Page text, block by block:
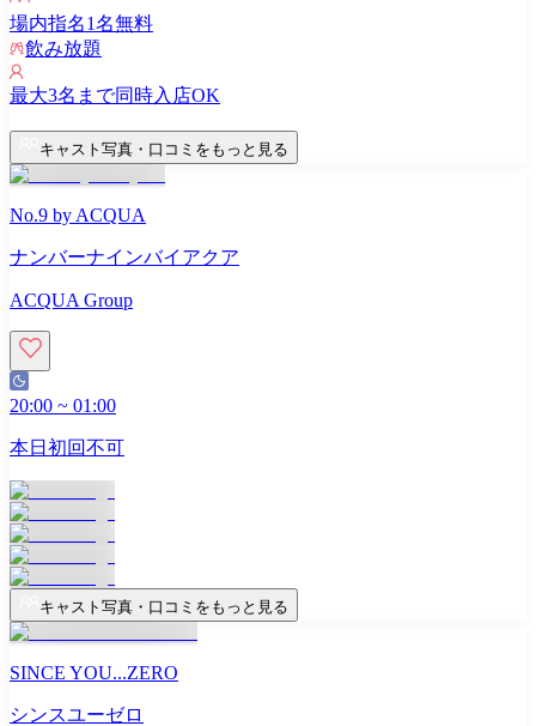
場内指名1名無料
飲み放題
最大3名まで同時入店OK
キャスト写真・口コミをもっと見る
No.9 by ACQUA
ナンバーナインバイアクア
ACQUA Group
20:00 ~ 01:00
本日初回不可
キャスト写真・口コミをもっと見る
SINCE YOU...ZERO
シンスユーゼロ